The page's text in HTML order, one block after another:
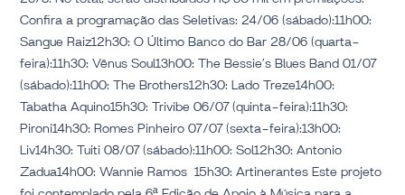
Confira a programação das Seletivas: 24/06 (sábado):11h00:
Sangue Raiz12h30: O Último Banco do Bar 28/06 (quarta-
feira):11h30: Vênus Soul13h00: The Bessie’s Blues Band 01/07
(sábado):11h00: The Brothers12h30: Lado Treze14h00:
Tabatha Aquino15h30: Trivibe 06/07 (quinta-feira):11h30:
Pironi14h30: Romes Pinheiro 07/07 (sexta-feira):13h00:
Liv14h30: Tuiti 08/07 (sábado):11h00: Sol12h30: Antonio
Zadua14h00: Wannie Ramos 15h30: Artinerantes Este projeto
mil